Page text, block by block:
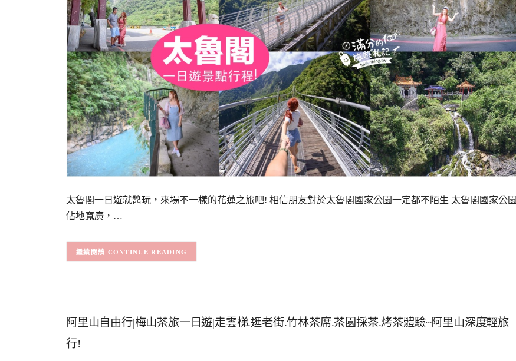
太魯閣一日遊就醬玩，來場不一樣的花蓮之旅吧! 相信朋友對於太魯閣國家公園一定都不陌生 太魯閣國家公園
佔地寬廣，…
CONTINUE READING
阿里山自由行|梅山茶旅一日遊|走雲梯.逛老街.竹林茶席.茶園採茶.烤茶體驗~阿里山深度輕旅
行!